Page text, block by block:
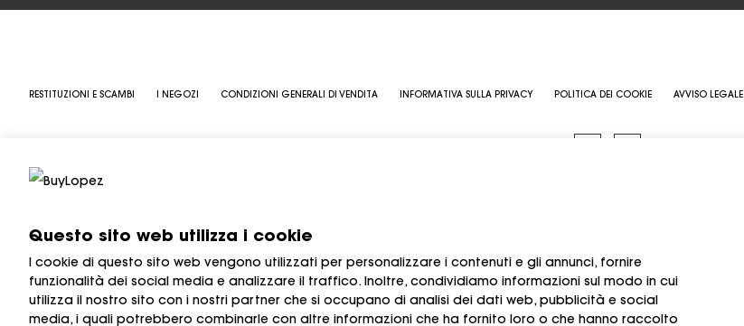
RESTITUZIONI E SCAMBI I NEGOZI CONDIZIONI GENERALI DI VENDITA INFORMATIVA SULLA PRIVACY POLITICA DEI COOKIE AVVISO LEGALE
Questo sito web utilizza i cookie
I cookie di questo sito web vengono utilizzati per personalizzare i contenuti e gli annunci, fornire
funzionalità dei social media e analizzare il traffico. Inoltre, condividiamo informazioni sul modo in cui
utilizza il nostro sito con i nostri partner che si occupano di analisi dei dati web, pubblicità e social
media, i quali potrebbero combinarle con altre informazioni che ha fornito loro o che hanno raccolto